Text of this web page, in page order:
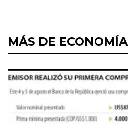
MÁS DE ECONOMÍA